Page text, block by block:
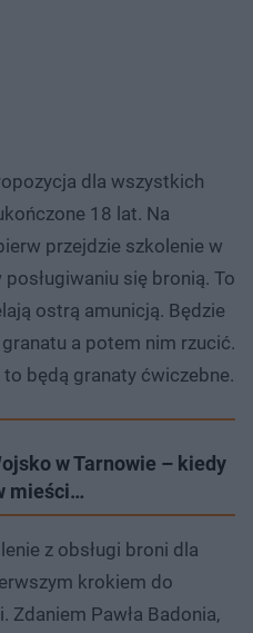
dla wszystkich
18 lat. Na
przejdzie szkolenie w
się bronią. To
ostrą amunicją. Będzie
a potem nim rzucić.
będą granaty ćwiczebne.
w Tarnowie – kiedy
mieści…
z obsługi broni dla
krokiem do
Zdaniem Pawła Badonia,